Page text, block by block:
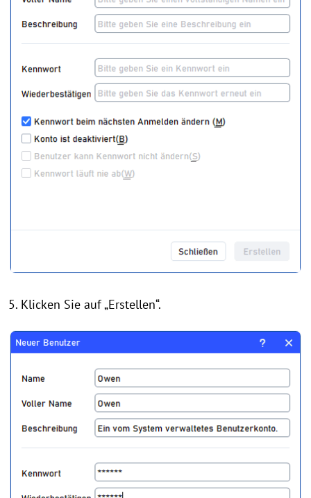
5. Klicken Sie auf „Erstellen“.